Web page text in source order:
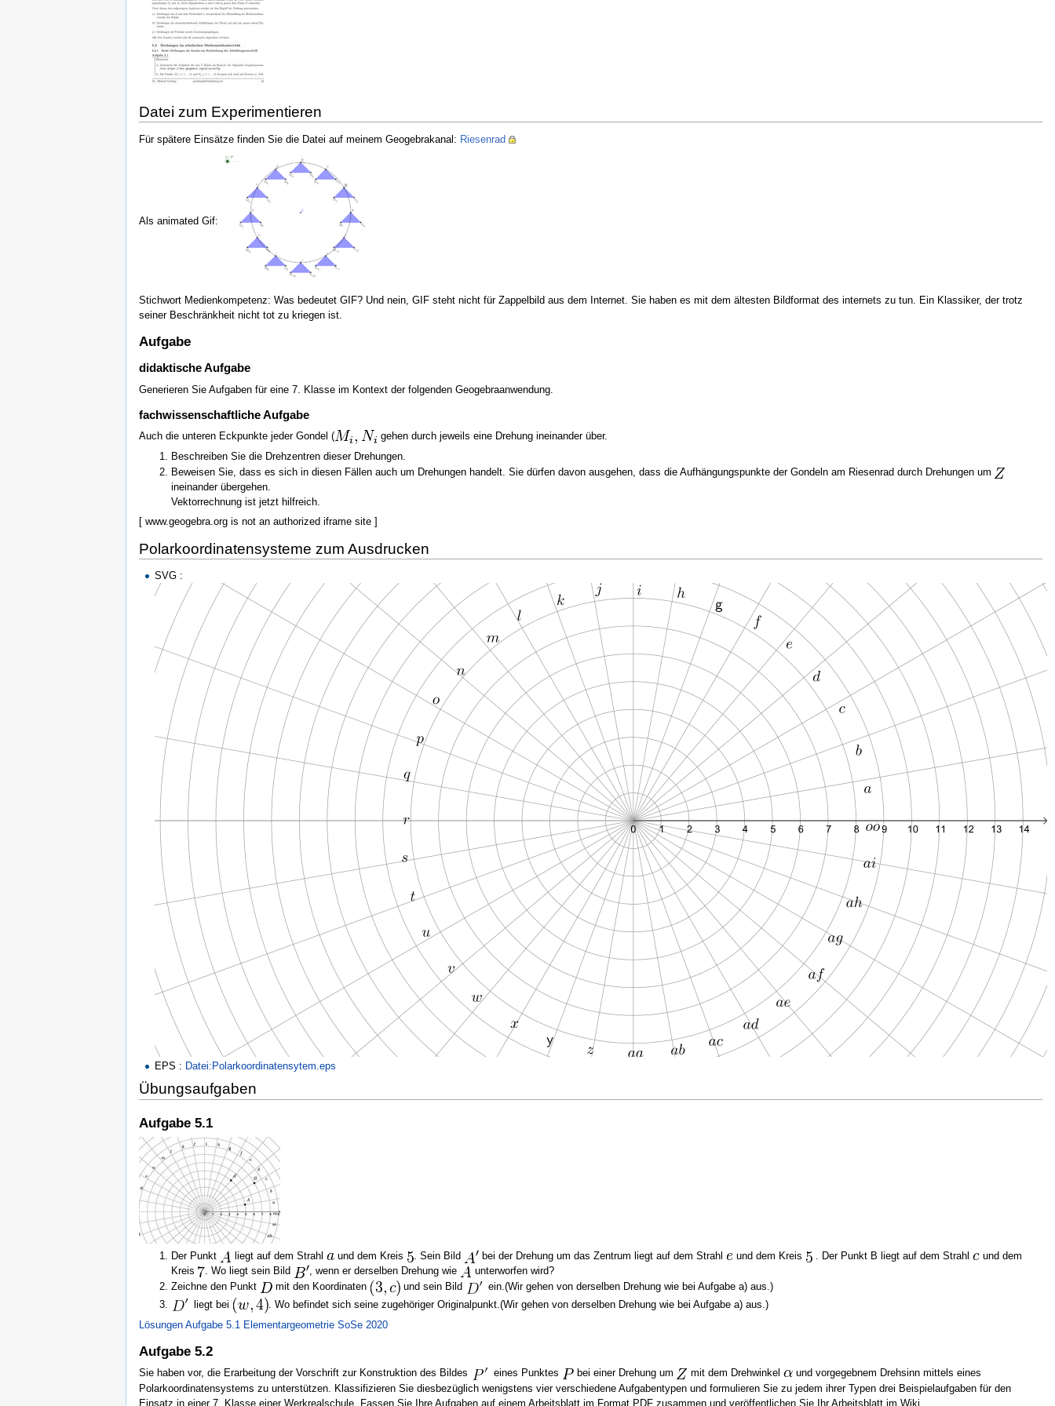
Datei zum Experimentieren
Für spätere Einsätze finden Sie die Datei auf meinem Geogebrakanal: Riesenrad
Als animated Gif:
Stichwort Medienkompetenz: Was bedeutet GIF? Und nein, GIF steht nicht für Zappelbild aus dem Internet. Sie haben es mit dem ältesten Bildformat des internets zu tun. Ein Klassiker, der trotz
seiner Beschränkheit nicht tot zu kriegen ist.
Aufgabe
didaktische Aufgabe
Generieren Sie Aufgaben für eine 7. Klasse im Kontext der folgenden Geogebraanwendung.
fachwissenschaftliche Aufgabe
Auch die unteren Eckpunkte jeder Gondel (
gehen durch jeweils eine Drehung ineinander über.
Beschreiben Sie die Drehzentren dieser Drehungen.
Beweisen Sie, dass es sich in diesen Fällen auch um Drehungen handelt. Sie dürfen davon ausgehen, dass die Aufhängungspunkte der Gondeln am Riesenrad durch Drehungen um
ineinander übergehen.
Vektorrechnung ist jetzt hilfreich.
[ www.geogebra.org is not an authorized iframe site ]
Polarkoordinatensysteme zum Ausdrucken
SVG :
EPS : Datei:Polarkoordinatensytem.eps
Übungsaufgaben
Aufgabe 5.1
Der Punkt liegt auf dem Strahl und dem Kreis . Sein Bild bei der Drehung um das Zentrum liegt auf dem Strahl und dem Kreis . Der Punkt B liegt auf dem Strahl
und dem
Kreis
. Wo liegt sein Bild , wenn er derselben Drehung wie
unterworfen wird?
Zeichne den Punkt
mit den Koordinaten und sein Bild
ein.(Wir gehen von derselben Drehung wie bei Aufgabe a) aus.)
liegt bei
. Wo befindet sich seine zugehöriger Originalpunkt.(Wir gehen von derselben Drehung wie bei Aufgabe a) aus.)
Lösungen Aufgabe 5.1 Elementargeometrie SoSe 2020
Aufgabe 5.2
Sie haben vor, die Erarbeitung der Vorschrift zur Konstruktion des Bildes eines Punktes bei einer Drehung um mit dem Drehwinkel
und vorgegebnem Drehsinn mittels eines
Polarkoordinatensystems zu unterstützen. Klassifizieren Sie diesbezüglich wenigstens vier verschiedene Aufgabentypen und formulieren Sie zu jedem ihrer Typen drei Beispielaufgaben für den
Einsatz in einer 7. Klasse einer Werkrealschule. Fassen Sie Ihre Aufgaben auf einem Arbeitsblatt im Format PDF zusammen und veröffentlichen Sie Ihr Arbeitsblatt im Wiki.